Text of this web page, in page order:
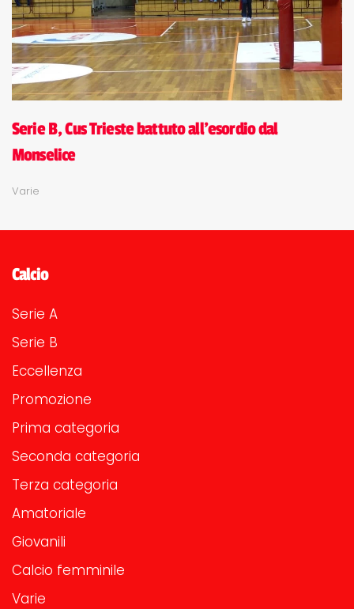
Serie B, Cus Trieste battuto all'esordio dal
Monselice
Varie
Calcio
Serie A
Serie B
Eccellenza
Promozione
Prima categoria
Seconda categoria
Terza categoria
Amatoriale
Giovanili
Calcio femminile
Varie